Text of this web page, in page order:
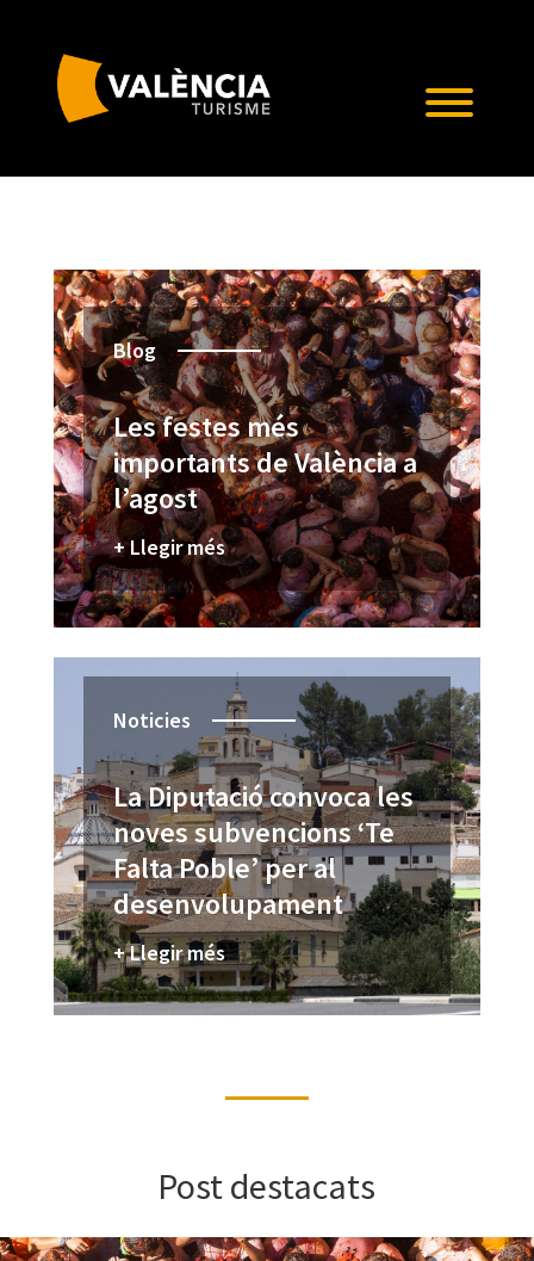
Blog
Les festes més
importants de València a
l’agost
+ Llegir més
Noticies
La Diputació convoca les
noves subvencions ‘Te
Falta Poble’ per al
desenvolupament
turístic de localitats amb
menys de 15.000
habitants
+ Llegir més
Post destacats